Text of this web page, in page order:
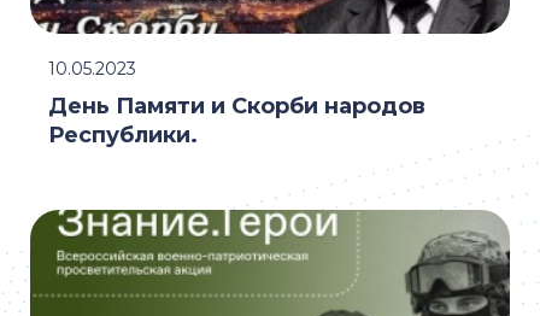
День Памяти и Скорби народов
Республики.
10.05.2023